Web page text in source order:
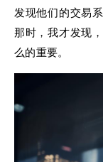
发现他们的交易
那时，我才发现
么的重要。